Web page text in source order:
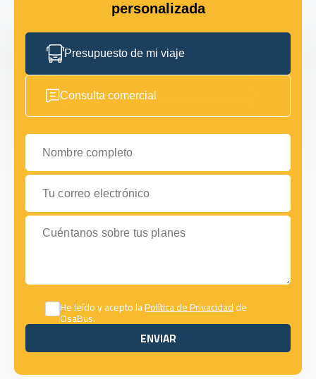
personalizada
Presupuesto de mi viaje
Consulta comercial
Nombre completo
Tu correo electrónico
Cuéntanos sobre tus planes
He leído y acepto laPolítica de Privacidadde
OsaBus.
ENVIAR
ENVIAR